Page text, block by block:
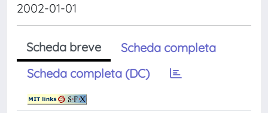
2002-01-01
Scheda breve
Scheda completa
Scheda completa (DC)